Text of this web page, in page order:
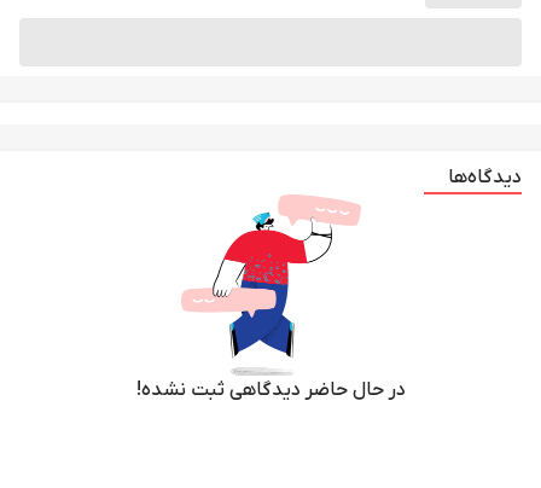
دیدگاه‌ها
در حال حاضر دیدگاهی ثبت نشده!